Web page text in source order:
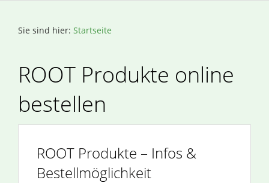
Sie sind hier: Startseite
ROOT Produkte online
bestellen
ROOT Produkte – Infos &
Bestellmöglichkeit